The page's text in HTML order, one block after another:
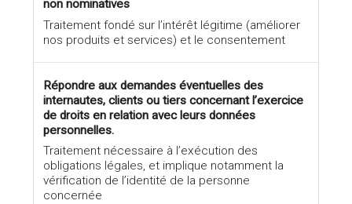
non nominatives
Traitement fondé sur l’intérêt légitime (améliorer
nos produits et services) et le consentement
Répondre aux demandes éventuelles des
internautes, clients ou tiers concernant l’exercice
de droits en relation avec leurs données
personnelles.
Traitement nécessaire à l’exécution des
obligations légales, et implique notamment la
vérification de l’identité de la personne
concernée